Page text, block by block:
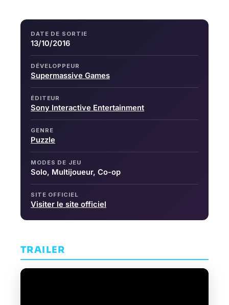
DATE DE SORTIE
13/10/2016
DÉVELOPPEUR
Supermassive Games
ÉDITEUR
Sony Interactive Entertainment
GENRE
Puzzle
MODES DE JEU
Solo, Multijoueur, Co-op
SITE OFFICIEL
Visiter le site officiel
TRAILER